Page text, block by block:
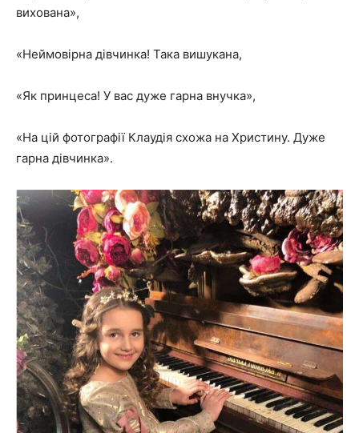
вихована»,
«Неймовірна дівчинка! Така вишукана,
«Як принцеса! У вас дуже гарна внучка»,
«На цій фотографії Клаудія схожа на Христину. Дуже
гарна дівчинка».